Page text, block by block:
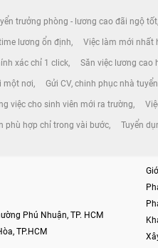
06 Cử Nhân Luật
02 Editor Vào Team Tiktok Về Pháp
Minh
trưởng phòng - lương cao đãi ngộ tốt
lương ổn định Việc làm mới nhất
xác chỉ 1 click Săn việc lương cao
một nơi Gửi CV, chinh phục nhà
việc cho sinh viên mới ra trường
phù hợp chỉ trong vài bước Tuyển
Phú Nhuận, TP. HCM
TP.HCM